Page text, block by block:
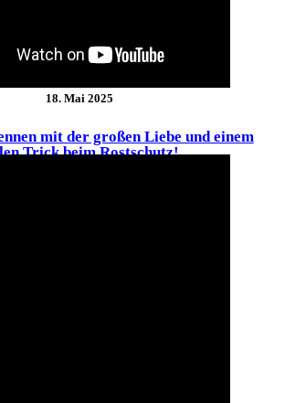
18. Mai 2025
mit der großen Liebe und einem
Trick beim Rostschutz!